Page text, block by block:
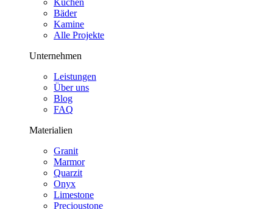
Küchen
Bäder
Kamine
Alle Projekte
Unternehmen
Leistungen
Über uns
Blog
FAQ
Materialien
Granit
Marmor
Quarzit
Onyx
Limestone
Precioustone